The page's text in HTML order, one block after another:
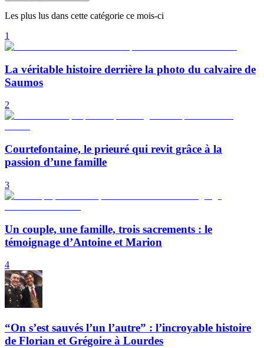
Les plus lus dans cette catégorie ce mois-ci
1
La véritable histoire derrière la photo du calvaire de
Saumos
2
Courtefontaine, le prieuré qui revit grâce à la
passion d’une famille
3
Un couple, une famille, trois sacrements : le
témoignage d’Antoine et Marion
4
“On s’est sauvés l’un l’autre” : l’incroyable histoire
de Florian et Grégoire à Lourdes